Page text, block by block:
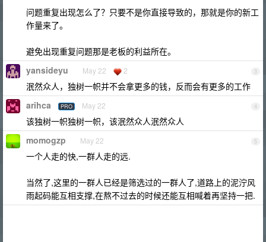
问题重复出现怎么了？只要不是你直接导致的，那就是你的新工
作量来了。
避免出现重复问题那是老板的利益所在。
3
yansideyu May 22 2
泯然众人，独树一帜并不会拿更多的钱，反而会有更多的工作
4
arihca PRO May 22
该独树一帜独树一帜，该泯然众人泯然众人
5
momogzp May 22
一个人走的快,一群人走的远.
当然了,这里的一群人已经是筛选过的一群人了,道路上的泥泞风
雨起码能互相支撑,在熬不过去的时候还能互相喊着再坚持一把.